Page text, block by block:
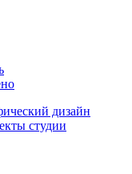
дизайн
студии